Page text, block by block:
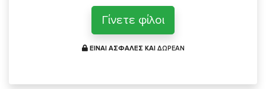
Γίνετε φίλοι
ΕΙΝΑΙ ΑΣΦΑΛΕΣ ΚΑΙ ΔΩΡΕΑΝ